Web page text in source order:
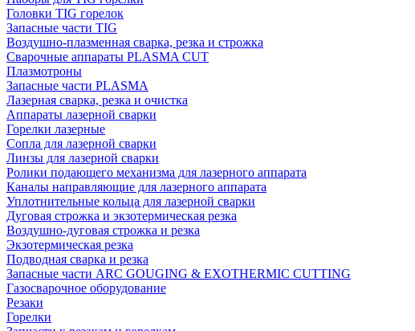
Головки TIG горелок
Запасные части TIG
Воздушно-плазменная сварка, резка и строжка
Сварочные аппараты PLASMA CUT
Плазмотроны
Запасные части PLASMA
Лазерная сварка, резка и очистка
Аппараты лазерной сварки
Горелки лазерные
Сопла для лазерной сварки
Линзы для лазерной сварки
Ролики подающего механизма для лазерного аппарата
Каналы направляющие для лазерного аппарата
Уплотнительные кольца для лазерной сварки
Дуговая строжка и экзотермическая резка
Воздушно-дуговая строжка и резка
Экзотермическая резка
Подводная сварка и резка
Запасные части ARC GOUGING & EXOTHERMIC CUTTING
Газосварочное оборудование
Резаки
Горелки